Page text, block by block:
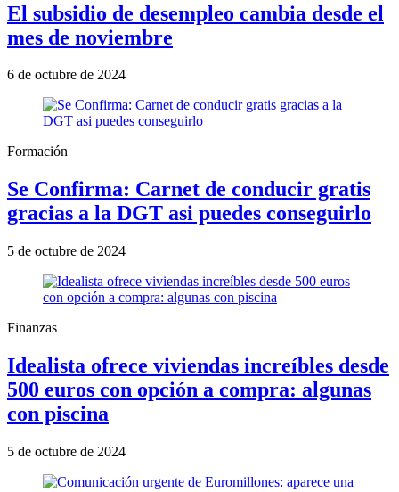
El subsidio de desempleo cambia desde el
mes de noviembre
6 de octubre de 2024
Formación
Se Confirma: Carnet de conducir gratis
gracias a la DGT asi puedes conseguirlo
5 de octubre de 2024
Finanzas
Idealista ofrece viviendas increíbles desde
500 euros con opción a compra: algunas
con piscina
5 de octubre de 2024